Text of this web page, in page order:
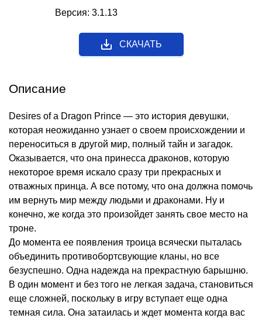
Версия: 3.1.13
СКАЧАТЬ
Описание
Desires of a Dragon Prince — это история девушки,
которая неожиданно узнает о своем происхождении и
переноситься в другой мир, полный тайн и загадок.
Оказывается, что она принесса драконов, которую
некоторое время искало сразу три прекрасных и
отважных принца. А все потому, что она должна помочь
им вернуть мир между людьми и драконами. Ну и
конечно, же когда это произойдет занять свое место на
троне.
До момента ее появления троица всячески пыталась
объединить противобортсвующие кланы, но все
безуспешно. Одна надежда на прекрастную барышню.
В один момент и без того не легкая задача, становиться
еще сложней, поскольку в игру вступает еще одна
темная сила. Она затаилась и ждет момента когда вас